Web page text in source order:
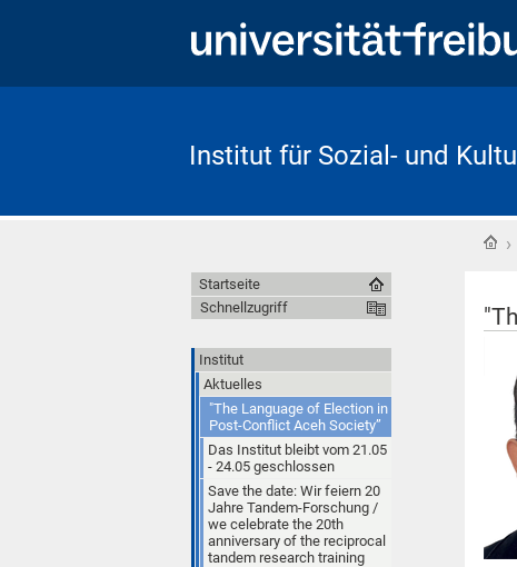
Institut für Sozial- und
›
Startseite
Schnellzugriff
Institut
Aktuelles
"The Language of Election in
Post-Conflict Aceh Society”
Das Institut bleibt vom 21.05
- 24.05 geschlossen
Save the date: Wir feiern 20
Jahre Tandem-Forschung /
we celebrate the 20th
anniversary of the reciprocal
tandem research training